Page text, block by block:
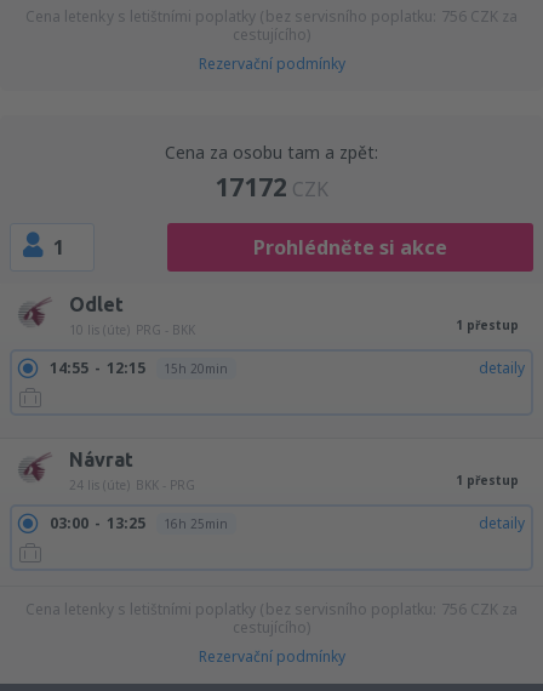
Cena letenky s letištními poplatky (bez servisního poplatku: 756 CZK za
cestujícího)
Rezervační podmínky
Cena za osobu tam a zpět:
17172 CZK
1 Prohlédněte si akce
Odlet
10 lis (úte) PRG - BKK 1 přestup
14:55 12:15 15h 20min detaily
Návrat
24 lis (úte) BKK - PRG 1 přestup
03:00 13:25 16h 25min detaily
Cena letenky s letištními poplatky (bez servisního poplatku: 756 CZK za
cestujícího)
Rezervační podmínky